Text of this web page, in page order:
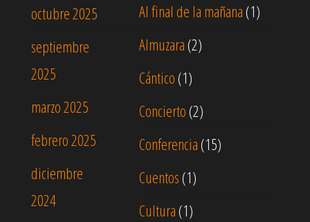
Al final de la mañana (1)
Almuzara (2)
Cántico (1)
Concierto (2)
Conferencia (15)
Cuentos (1)
Cultura (1)
octubre 2025
septiembre
2025
marzo 2025
febrero 2025
diciembre
2024